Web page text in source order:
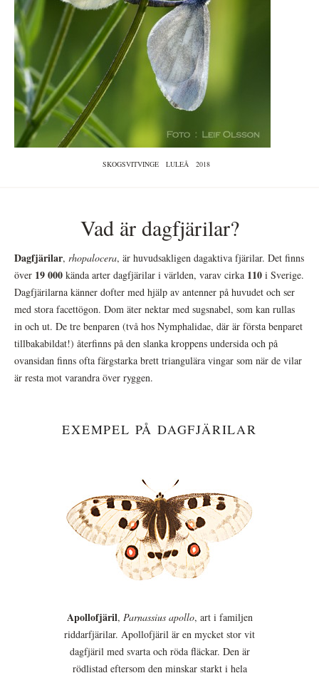
SKOGSVITVINGE LULEÅ 2018
Vad är dagfjärilar?
Dagfjärilar, rhopalocera, är huvudsakligen dagaktiva fjärilar. Det finns
över 19 000 kända arter dagfjärilar i världen, varav cirka 110 i Sverige.
Dagfjärilarna känner dofter med hjälp av antenner på huvudet och ser
med stora facettögon. Dom äter nektar med sugsnabel, som kan rullas
in och ut. De tre benparen (två hos Nymphalidae, där är första benparet
tillbakabildat!) återfinns på den slanka kroppens undersida och på
ovansidan finns ofta färgstarka brett triangulära vingar som när de vilar
är resta mot varandra över ryggen.
EXEMPEL PÅ DAGFJÄRILAR
Apollofjäril, Parnassius apollo, art i familjen
riddarfjärilar. Apollofjäril är en mycket stor vit
dagfjäril med svarta och röda fläckar. Den är
rödlistad eftersom den minskar starkt i hela